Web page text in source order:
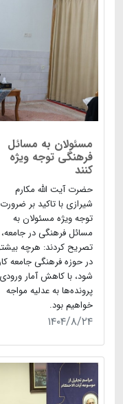
مسئولان به مسائل
فرهنگی توجه ویژه
کنند
حضرت آیت الله مکارم
شیرازی با تاکید بر ضرورت
توجه ویژه مسئولان به
مسائل فرهنگی در جامعه،
تصریح کردند: هرچه
در حوزه فرهنگی جامعه
شود، با کاهش آمار ورودی
پرونده‌ها به عدلیه مواجه
خواهیم بود.
۱۴۰۴/۸/۲۴